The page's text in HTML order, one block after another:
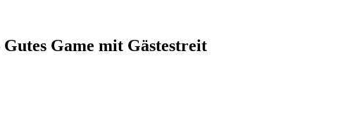
Game mit Gästestreit